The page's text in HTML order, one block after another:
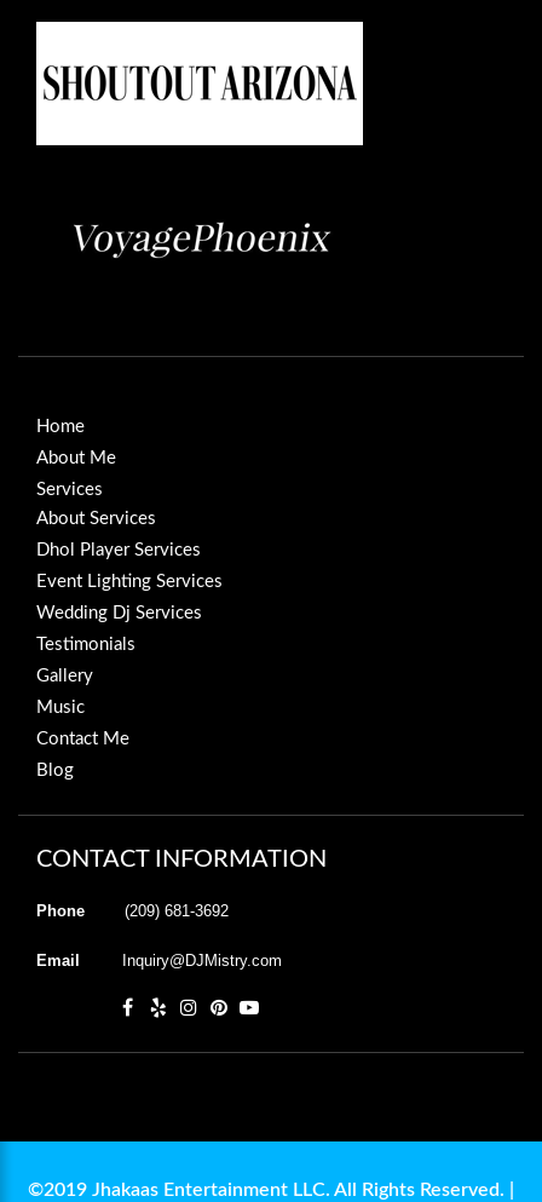
Home
About Me
Services
About Services
Dhol Player Services
Event Lighting Services
Wedding Dj Services
Testimonials
Gallery
Music
Contact Me
Blog
CONTACT INFORMATION
Phone (209) 681-3692
Email Inquiry@DJMistry.com
©2019 Jhakaas Entertainment LLC. All Rights Reserved. |